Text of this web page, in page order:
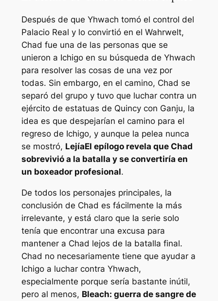
Después de que Yhwach tomó el control del
Palacio Real y lo convirtió en el Wahrwelt,
Chad fue una de las personas que se
unieron a Ichigo en su búsqueda de Yhwach
para resolver las cosas de una vez por
todas. Sin embargo, en el camino, Chad se
separó del grupo y tuvo que luchar contra un
ejército de estatuas de Quincy con Ganju, la
idea es que despejarían el camino para el
regreso de Ichigo, y aunque la pelea nunca
se mostró, LejíaEl epílogo revela que Chad
sobrevivió a la batalla y se convertiría en
un boxeador profesional.
De todos los personajes principales, la
conclusión de Chad es fácilmente la más
irrelevante, y está claro que la serie solo
tenía que encontrar una excusa para
mantener a Chad lejos de la batalla final.
Chad no necesariamente tiene que ayudar a
Ichigo a luchar contra Yhwach,
especialmente porque sería bastante inútil,
pero al menos, Bleach: guerra de sangre de